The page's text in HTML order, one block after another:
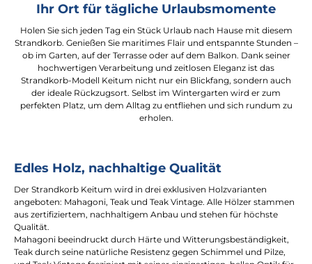
Ihr Ort für tägliche Urlaubsmomente
Holen Sie sich jeden Tag ein Stück Urlaub nach Hause mit diesem
Strandkorb. Genießen Sie maritimes Flair und entspannte Stunden –
ob im Garten, auf der Terrasse oder auf dem Balkon. Dank seiner
hochwertigen Verarbeitung und zeitlosen Eleganz ist das
Strandkorb-Modell Keitum nicht nur ein Blickfang, sondern auch
der ideale Rückzugsort. Selbst im Wintergarten wird er zum
perfekten Platz, um dem Alltag zu entfliehen und sich rundum zu
erholen.
Edles Holz, nachhaltige Qualität
Der Strandkorb Keitum wird in drei exklusiven Holzvarianten
angeboten: Mahagoni, Teak und Teak Vintage. Alle Hölzer stammen
aus zertifiziertem, nachhaltigem Anbau und stehen für höchste
Qualität.
Mahagoni beeindruckt durch Härte und Witterungsbeständigkeit,
Teak durch seine natürliche Resistenz gegen Schimmel und Pilze,